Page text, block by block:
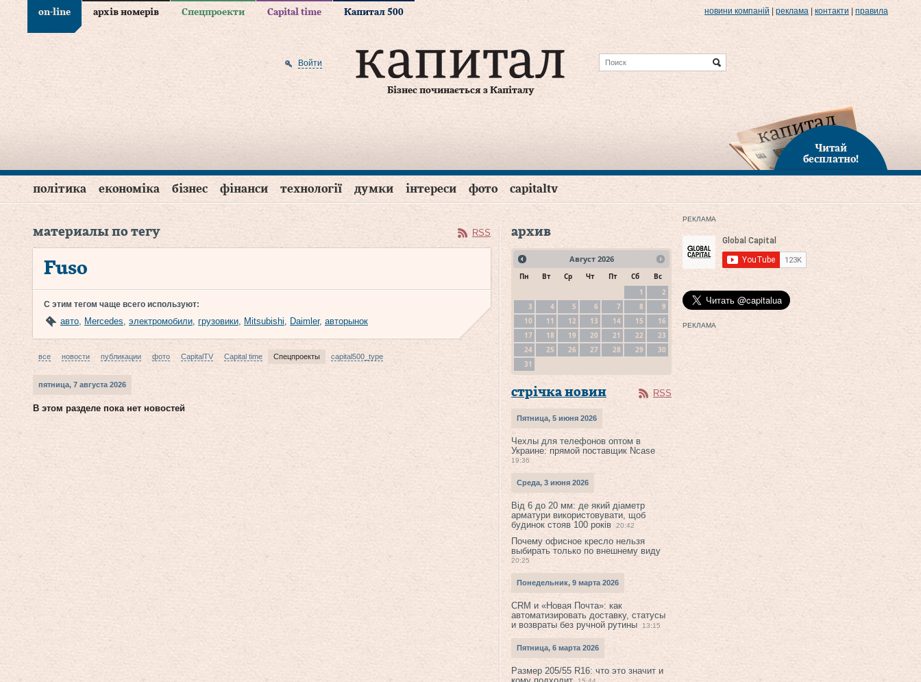
on-line архів номерів Спецпроекти Capital time Капитал 500 новини компаній реклама контакти правила
Бізнес починається з Капіталу
Войти
Читай
бесплатно!
політика економіка бізнес фінанси технології думки інтереси фото capitaltv
материалы по тегу RSS
Fuso
С этим тегом чаще всего используют:
авто, Mercedes, электромобили, грузовики, Mitsubishi, Daimler, авторынок
все новости публикации фото CapitalTV Capital time Спецпроекты capital500_type
пятница, 7 августа 2026
В этом разделе пока нет новостей
архив
Август 2026
Пн Вт Ср Чт Пт Сб
Вс
1
2
3
4 5 6 7 8
9
10
11 12 13 14 15
16
17
18 19 20 21 22
23
24
25 26 27 28 29
30
31
стрічка новин RSS
Пятница, 5 июня 2026
Чехлы для телефонов оптом в
Украине: прямой поставщик Ncase
19:36
Среда, 3 июня 2026
Від 6 до 20 мм: де який діаметр
арматури використовувати, щоб
будинок стояв 100 років
20:42
Почему офисное кресло нельзя
выбирать только по внешнему виду
20:25
Понедельник, 9 марта 2026
CRM и «Новая Почта»: как
автоматизировать доставку, статусы
и возвраты без ручной рутины
13:15
Пятница, 6 марта 2026
Размер 205/55 R16: что это значит и
РЕКЛАМА
РЕКЛАМА